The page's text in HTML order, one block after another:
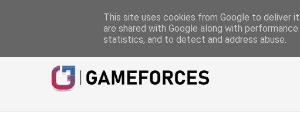
A equipa Pontuações das Análises Suporte da
This site uses cookies from Google to deliver
are shared with Google along with
statistics, and to detect and address abuse.